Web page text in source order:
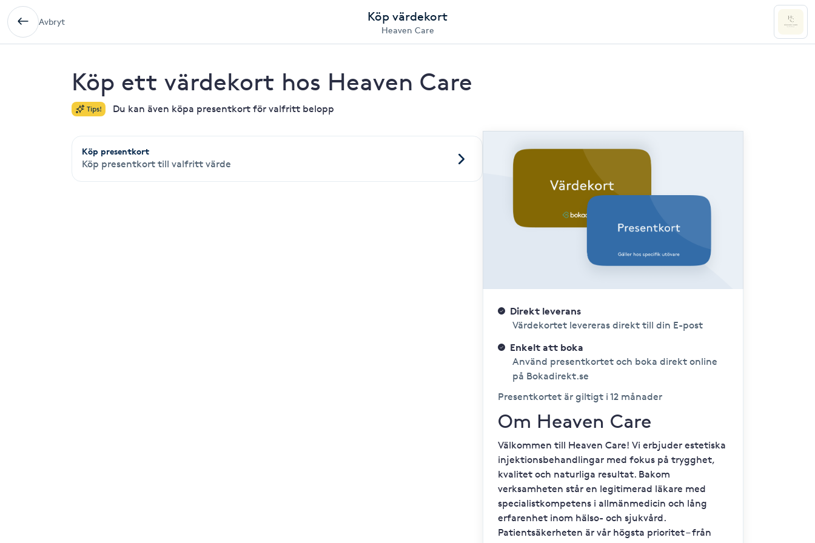
Avbryt Köp värdekort
Heaven Care
Köp ett värdekort hos Heaven Care
Tips! Du kan även köpa presentkort för valfritt belopp
Köp presentkort
Köp presentkort till valfritt värde
Direkt leverans
Värdekortet levereras direkt till din E-post
Enkelt att boka
Använd presentkortet och boka direkt online
på Bokadirekt.se
Presentkortet är giltigt i 12 månader
Om Heaven Care
Välkommen till Heaven Care! Vi erbjuder estetiska
injektionsbehandlingar med fokus på trygghet,
kvalitet och naturliga resultat. Bakom
verksamheten står en legitimerad läkare med
specialistkompetens i allmänmedicin och lång
erfarenhet inom hälso- och sjukvård.
Patientsäkerheten är vår högsta prioritet – från